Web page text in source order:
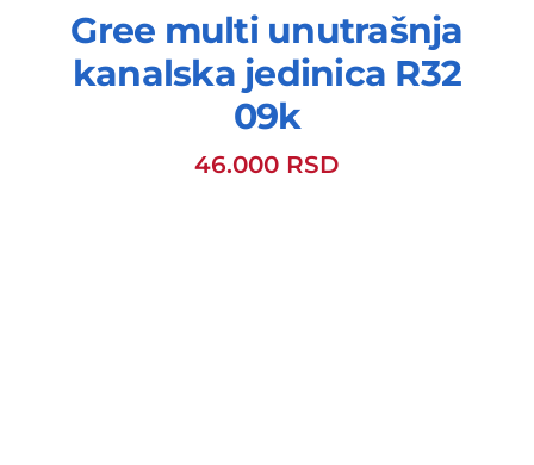
Gree multi unutrašnja
kanalska jedinica R32
09k
46.000 RSD